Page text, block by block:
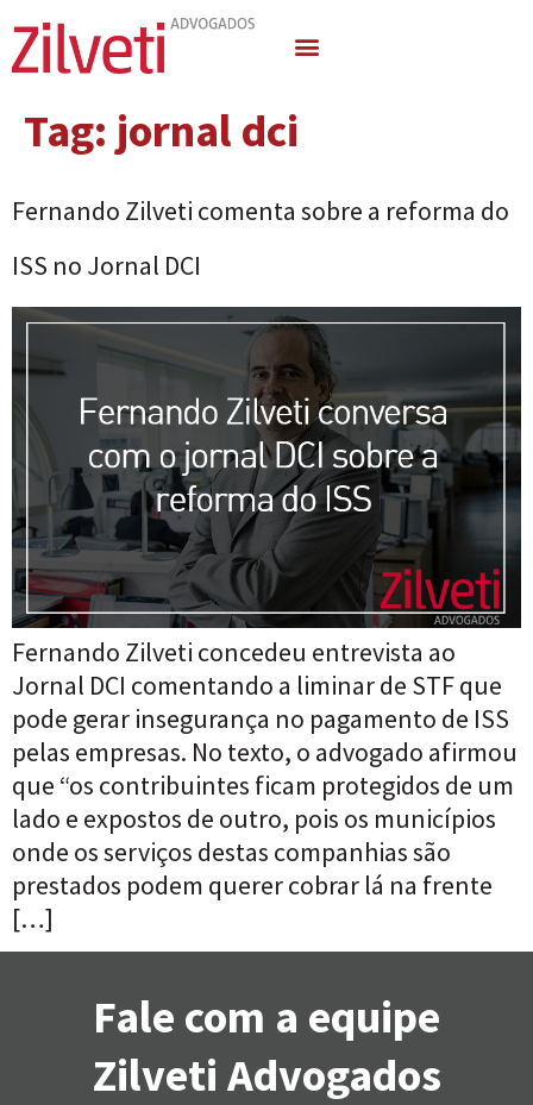
Tag: jornal dci
Fernando Zilveti comenta sobre a reforma do
ISS no Jornal DCI
Fernando Zilveti concedeu entrevista ao
Jornal DCI comentando a liminar de STF que
pode gerar insegurança no pagamento de ISS
pelas empresas. No texto, o advogado afirmou
que “os contribuintes ficam protegidos de um
lado e expostos de outro, pois os municípios
onde os serviços destas companhias são
prestados podem querer cobrar lá na frente
[…]
Fale com a equipe
Zilveti Advogados